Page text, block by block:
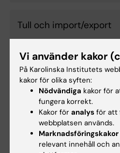
Tull och import/export
Narkotikaklassade
Animaliska biprodukter
Verktyg och
Vi använder kakor
På Karolinska Institutets
kakor för olika syften:
Nödvändiga kakor för
fungera korrekt.
Kakor för analys för att
webbplatsen används.
Marknadsföringskakor
relevant innehåll och